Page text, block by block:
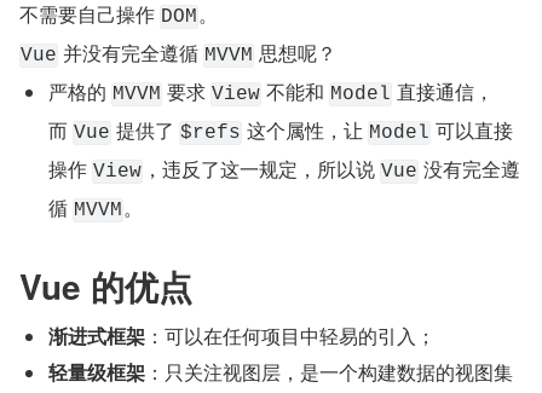
不需要自己操作 DOM。
Vue 并没有完全遵循 MVVM 思想呢？
严格的 MVVM 要求 View 不能和 Model 直接通信，
而 Vue 提供了 $refs 这个属性，让 Model 可以直接
操作 View ，违反了这一规定，所以说 Vue 没有完全遵
循 MVVM。
Vue 的优点
渐进式框架 ：可以在任何项目中轻易的引入；
轻量级框架 ：只关注视图层，是一个构建数据的视图集